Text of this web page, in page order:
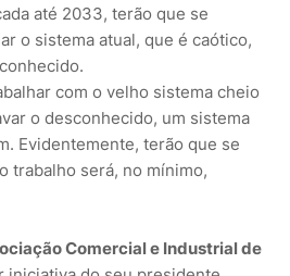
até 2033, terão que se
o sistema atual, que é caótico,
com o velho sistema cheio
o desconhecido, um sistema
Evidentemente, terão que se
trabalho será, no mínimo,
Comercial e Industrial de